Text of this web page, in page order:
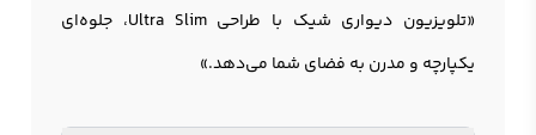
«تلویزیون دیواری شیک با طراحی Ultra Slim، جلوه‌ای
یکپارچه و مدرن به فضای شما می‌دهد.»